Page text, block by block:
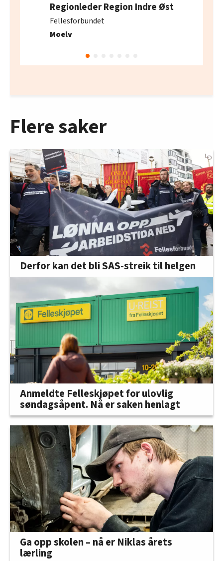
Regionleder Region Indre Øst
Fellesforbundet
Moelv
Flere saker
Derfor kan det bli SAS-streik til helgen
Anmeldte Felleskjøpet for ulovlig
søndagsåpent. Nå er saken henlagt
Ga opp skolen – nå er Niklas årets
lærling